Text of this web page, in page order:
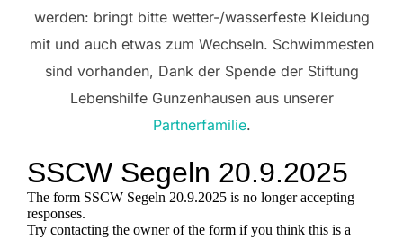
werden: bringt bitte wetter-/wasserfeste Kleidung
mit und auch etwas zum Wechseln. Schwimmesten
sind vorhanden, Dank der Spende der Stiftung
Lebenshilfe Gunzenhausen aus unserer
Partnerfamilie.